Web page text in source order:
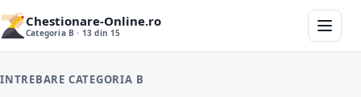
Chestionare-Online.ro
Categoria B · 13 din 15
INTREBARE CATEGORIA B